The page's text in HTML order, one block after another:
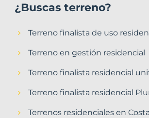
¿Buscas terreno?
Terreno finalista de uso
Terreno en gestión residencial
Terreno finalista residencial
Terreno finalista residencial
Terrenos residenciales en Costa